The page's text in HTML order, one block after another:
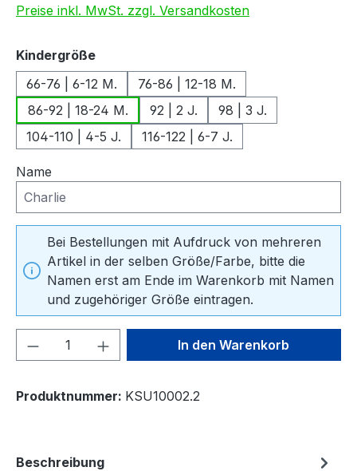
Preise inkl. MwSt. zzgl. Versandkosten
Kindergrößeauswählen
66-76 | 6-12 M.
76-86 | 12-18 M.
86-92 | 18-24 M.
92 | 2 J.
98 | 3 J.
104-110 | 4-5 J.
116-122 | 6-7 J.
Name
Bei Bestellungen mit Aufdruck von mehreren
Artikel in der selben Größe/Farbe, bitte die
Namen erst am Ende im Warenkorb mit Namen
und zugehöriger Größe eintragen.
Produkt Anzahl: Gib denIn den Warenkorb
Produktnummer: KSU10002.2
Beschreibung